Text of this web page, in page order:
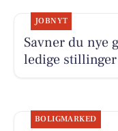
JOBNYT
Savner du nye
ledige
BOLIGMARKED